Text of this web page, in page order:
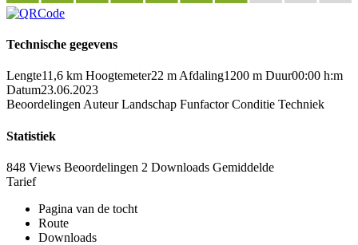
Technische gegevens
Lengte11,6 km Hoogtemeter22 m Afdaling1200 m Duur00:00 h:m
Datum23.06.2023
Beoordelingen Auteur Landschap Funfactor Conditie Techniek
Statistiek
848 Views Beoordelingen 2 Downloads Gemiddelde
Tarief
Pagina van de tocht
Route
Downloads